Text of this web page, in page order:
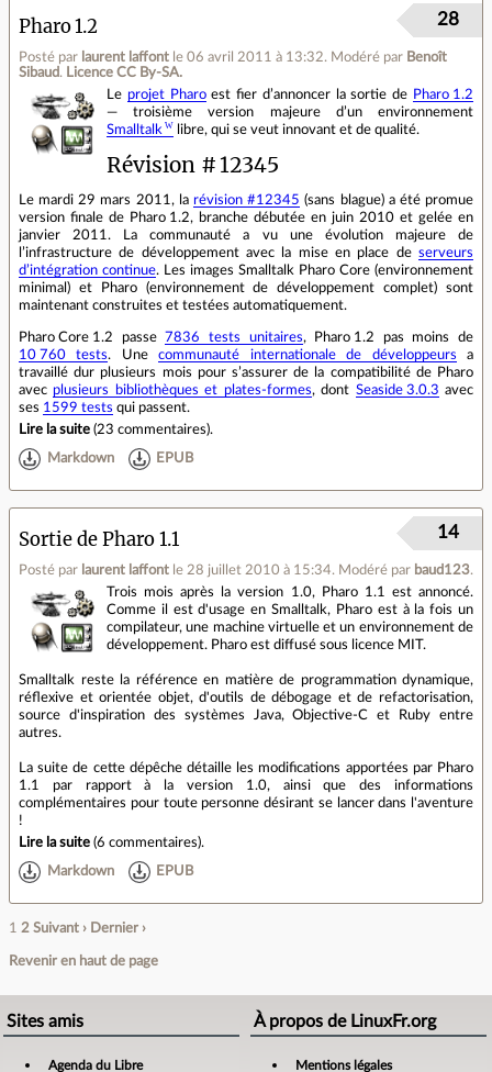
Pharo 1.2
Posté par laurent laffont le 06 avril 2011 à 13:32. Modéré par Benoît
Sibaud. Licence CC By‑SA.
28
Le projet Pharoest fier d’annoncer la sortie de Pharo 1.2
— troisième version majeure d’un environnement
Smalltalk
libre, qui se veut innovant et de qualité.
Révision # 12345
Le mardi 29 mars 2011, la révision #12345 (sans blague) a été promue
version finale de Pharo 1.2, branche débutée en juin 2010 et gelée en
janvier 2011. La communauté a vu une évolution majeure de
l’infrastructure de développement avec la mise en place de serveurs
d’intégration continue. Les images Smalltalk Pharo Core (environnement
minimal) et Pharo (environnement de développement complet) sont
maintenant construites et testées automatiquement.
Pharo Core 1.2 passe7836 tests unitaires, Pharo 1.2 pas moins de
10 760 tests. Unecommunauté internationale de développeurs a
travaillé dur plusieurs mois pour s’assurer de la compatibilité de Pharo
avec plusieurs bibliothèques et plates‐formes, dont Seaside 3.0.3 avec
ses 1599 tests qui passent.
Lire la suite (23 commentaires).
Markdown EPUB
Sortie de Pharo 1.1
Posté par laurent laffont le 28 juillet 2010 à 15:34. Modéré par baud123.
14
Trois mois après la version 1.0, Pharo 1.1 est annoncé.
Comme il est d'usage en Smalltalk, Pharo est à la fois un
compilateur, une machine virtuelle et un environnement de
développement. Pharo est diffusé sous licence MIT.
Smalltalk reste la référence en matière de programmation dynamique,
réflexive et orientée objet, d'outils de débogage et de refactorisation,
source d'inspiration des systèmes Java, Objective-C et Ruby entre
autres.
La suite de cette dépêche détaille les modifications apportées par Pharo
1.1 par rapport à la version 1.0, ainsi que des informations
complémentaires pour toute personne désirant se lancer dans l'aventure
!
Lire la suite (6 commentaires).
Markdown EPUB
1 2 Suivant › Dernier ›
Revenir en haut de page
Sites amis
Agenda du Libre
À propos de LinuxFr.org
Mentions légales